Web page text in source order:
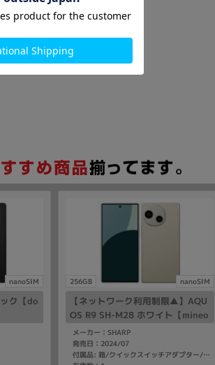
nanoSIM
ク【do
256GB nanoSIM
【ネットワーク利用制限▲】AQU
OS R9 SH-M28 ホワイト【mineo
版SIMフリー】
メーカー：SHARP
発売日：2024/07
付属品: 箱/クイックスイッチアダプター/マニュアル